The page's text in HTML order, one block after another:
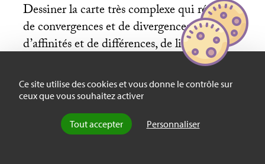
Ce site utilise des cookies et vous donne le contrôle sur
ceux que vous souhaitez activer
Tout accepter Personnaliser
Dessiner la carte très complexe qui résulte
de convergences et de divergences,
d’affinités et de différences, de liens et de
tensions entre certaines régions et d’autres,
même en s’en tenant au domaine des
catégories opératoires en sciences sociales,
n’est évidemment pas une tâche à la portée
d’un petit groupe d’universitaires. Ce